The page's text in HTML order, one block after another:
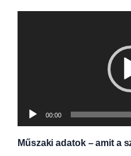
00:00
Műszaki adatok – amit a